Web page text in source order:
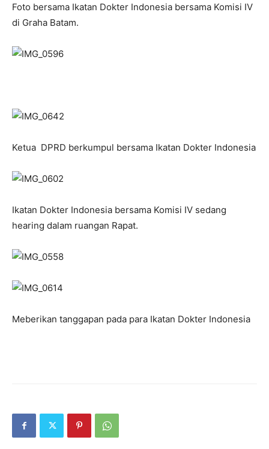
Foto bersama Ikatan Dokter Indonesia bersama Komisi IV
di Graha Batam.
Ketua DPRD berkumpul bersama Ikatan Dokter Indonesia
Ikatan Dokter Indonesia bersama Komisi IV sedang
hearing dalam ruangan Rapat.
Meberikan tanggapan pada para Ikatan Dokter Indonesia